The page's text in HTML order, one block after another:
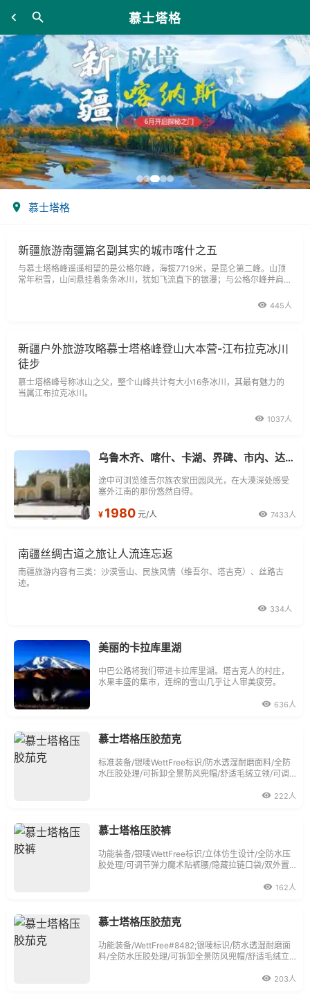
慕士塔格
慕士塔格
新疆旅游南疆篇名副其实的城市喀什之五
与慕士塔格峰遥遥相望的是公格尔峰，海拔7719米，是昆仑第二峰。山顶
常年积雪，山间悬挂着条条冰川，犹如飞流直下的银瀑；与公格尔峰并肩而
445人
新疆户外旅游攻略慕士塔格峰登山大本营-江布拉克冰川
徒步
慕士塔格峰号称冰山之父，整个山峰共计有大小16条冰川，其最有魅力的
当属江布拉克冰川。
1037人
乌鲁木齐、喀什、卡湖、界碑、市内、达瓦昆沙漠双飞4日游
途中可浏览维吾尔族农家田园风光，在大漠深处感受
塞外江南的那份悠然自得。
¥ 1980 元/人 7433人
南疆丝绸古道之旅让人流连忘返
南疆旅游内容有三类：沙漠雪山、民族风情（维吾尔、塔吉克）、丝路古
迹。
334人
美丽的卡拉库里湖
中巴公路将我们带进卡拉库里湖。塔吉克人的村庄，
水果丰盛的集市，连绵的雪山几乎让人审美疲劳。
636人
慕士塔格压胶茄克
标准装备/银唛WettFree标识/防水透湿耐磨面料/全防
水压胶处理/可拆卸全景防风兜帽/舒适毛绒立领/可调
222人
慕士塔格压胶裤
功能装备/银唛WettFree标识/立体仿生设计/全防水压
胶处理/可调节弹力魔术贴裤腰/隐藏拉链口袋/双外置
162人
慕士塔格压胶茄克
功能装备/WettFree#8482;银唛标识/防水透湿耐磨面
料/全防水压胶处理/可拆卸全景防风兜帽/舒适毛绒立
合秋冬滑雪、徒步、探险和旅游等户外运动。
203人